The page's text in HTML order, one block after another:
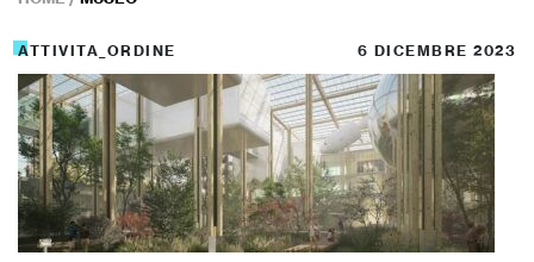
ATTIVITA_ORDINE 6 DICEMBRE 2023